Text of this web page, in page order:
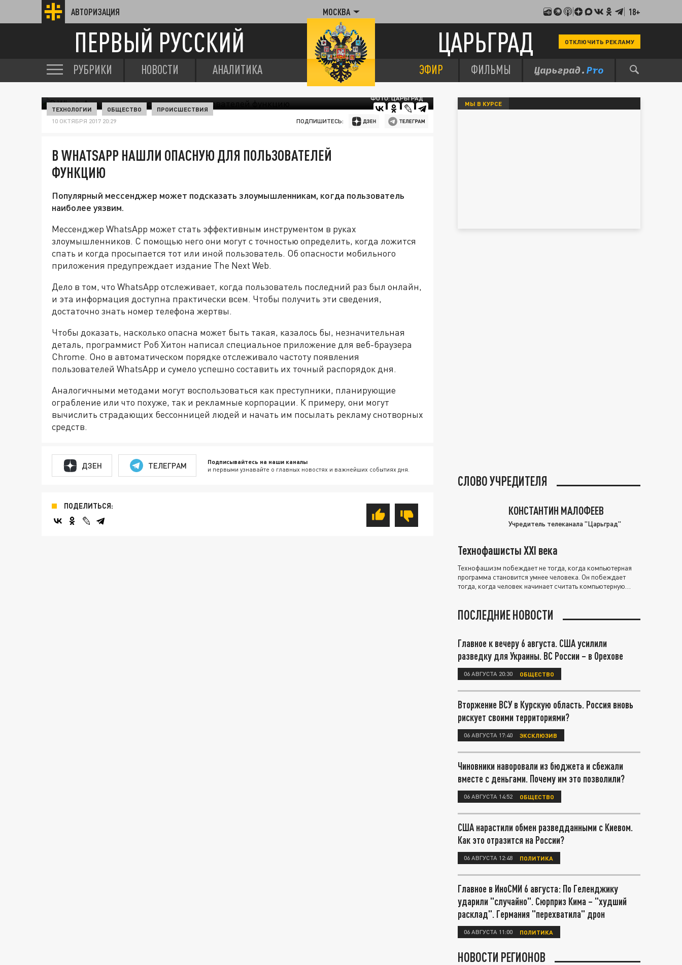
АВТОРИЗАЦИЯ МОСКВА 18+
ПЕРВЫЙ РУССКИЙ ЦАРЬГРАД ОТКЛЮЧИТЬ РЕКЛАМУ
РУБРИКИ НОВОСТИ АНАЛИТИКА ЭФИР ФИЛЬМЫ
ФОТО: ЦАРЬГРАД
ТЕХНОЛОГИИ ОБЩЕСТВО ПРОИСШЕСТВИЯ
10 ОКТЯБРЯ 2017 20:29 ПОДПИШИТЕСЬ:
В WHATSAPP НАШЛИ ОПАСНУЮ ДЛЯ ПОЛЬЗОВАТЕЛЕЙ
ФУНКЦИЮ
Популярный мессенджер может подсказать злоумышленникам, когда пользователь
наиболее уязвим.
Мессенджер WhatsApp может стать эффективным инструментом в руках
злоумышленников. С помощью него они могут с точностью определить, когда ложится
спать и когда просыпается тот или иной пользователь. Об опасности мобильного
приложения предупреждает издание The Next Web.
Дело в том, что WhatsApp отслеживает, когда пользователь последний раз был онлайн,
и эта информация доступна практически всем. Чтобы получить эти сведения,
достаточно знать номер телефона жертвы.
Чтобы доказать, насколько опасна может быть такая, казалось бы, незначительная
деталь, программист Роб Хитон написал специальное приложение для веб-браузера
Chrome. Оно в автоматическом порядке отслеживало частоту появления
пользователей WhatsApp и сумело успешно составить их точный распорядок дня.
Аналогичными методами могут воспользоваться как преступники, планирующие
ограбление или что похуже, так и рекламные корпорации. К примеру, они могут
вычислить страдающих бессонницей людей и начать им посылать рекламу снотворных
средств.
ДЗЕН ТЕЛЕГРАМ Подписывайтесь на наши каналы
и первыми узнавайте о главных новостях и важнейших событиях дня.
ПОДЕЛИТЬСЯ:
МЫ В КУРСЕ
СЛОВО УЧРЕДИТЕЛЯ
КОНСТАНТИН МАЛОФЕЕВ
Учредитель телеканала "Царьград"
Технофашисты XXI века
Технофашизм побеждает не тогда, когда компьютерная
программа становится умнее человека. Он побеждает
тогда, когда человек начинает считать компьютерную
ПОСЛЕДНИЕ НОВОСТИ
Главное к вечеру 6 августа. США усилили
разведку для Украины. ВС России – в Орехове
06 АВГУСТА 20:30 ОБЩЕСТВО
Вторжение ВСУ в Курскую область. Россия вновь
рискует своими территориями?
06 АВГУСТА 17:40 ЭКСКЛЮЗИВ
Чиновники наворовали из бюджета и сбежали
вместе с деньгами. Почему им это позволили?
06 АВГУСТА 14:52 ОБЩЕСТВО
США нарастили обмен разведданными с Киевом.
Как это отразится на России?
06 АВГУСТА 12:48 ПОЛИТИКА
Главное в ИноСМИ 6 августа: По Геленджику
ударили "случайно". Сюрприз Кима – "худший
расклад". Германия "перехватила" дрон
06 АВГУСТА 11:00 ПОЛИТИКА
НОВОСТИ РЕГИОНОВ